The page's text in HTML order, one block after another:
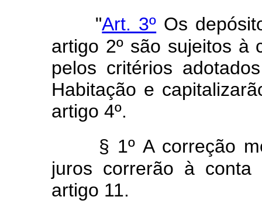
"Art. 3º Os
artigo 2º são sujeitos à
pelos critérios
Habitação e
artigo 4º.
§ 1º A correção
juros correrão à
artigo 11.